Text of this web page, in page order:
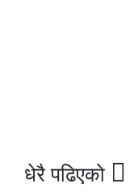
धेरै पढिएको